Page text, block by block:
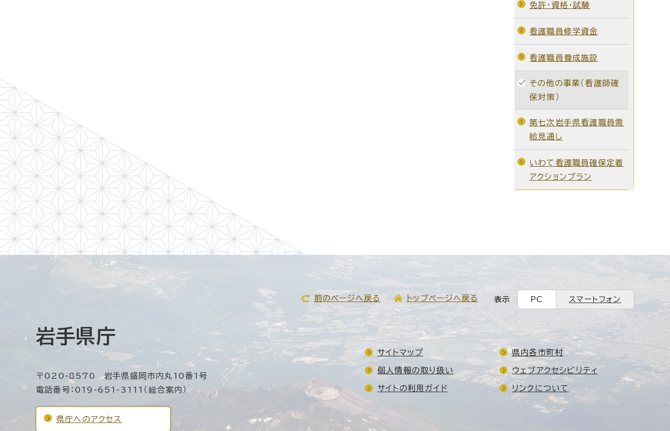
免許・資格・試験
看護職員修学資金
看護職員養成施設
その他の事業（看護師確
保対策）
第七次岩手県看護職員需
給見通し
いわて看護職員確保定着
アクションプラン
前のページへ戻る トップページへ戻る 表示 PC スマートフォン
岩手県庁
〒020-8570 岩手県盛岡市内丸10番1号
電話番号：019-651-3111（総合案内）
県庁へのアクセス
サイトマップ 県内各市町村
個人情報の取り扱い ウェブアクセシビリティ
サイトの利用ガイド リンクについて